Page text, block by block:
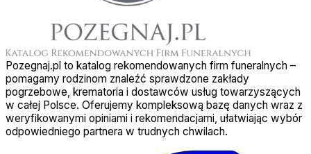
Pozegnaj.pl to katalog rekomendowanych firm funeralnych –
pomagamy rodzinom znaleźć sprawdzone zakłady
pogrzebowe, krematoria i dostawców usług towarzyszących
w całej Polsce. Oferujemy kompleksową bazę danych wraz z
weryfikowanymi opiniami i rekomendacjami, ułatwiając wybór
odpowiedniego partnera w trudnych chwilach.